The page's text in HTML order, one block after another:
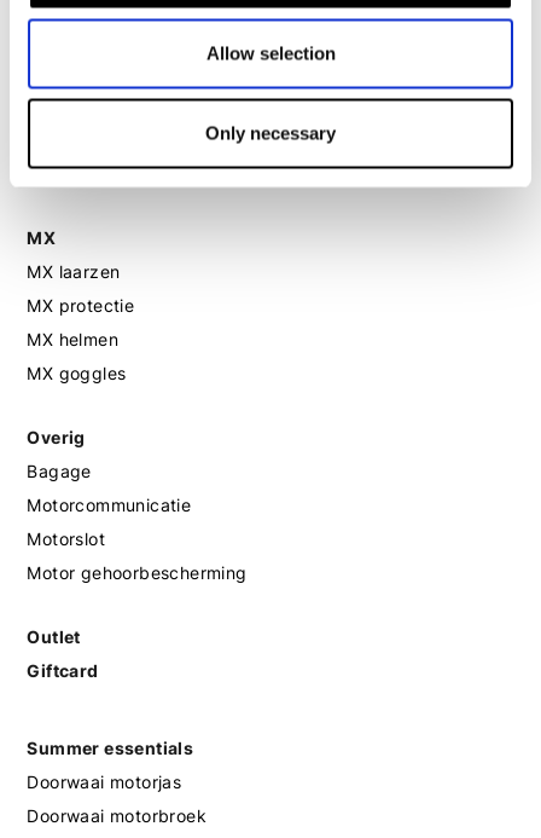
Allow selection
Only necessary
Motorhandschoenen dames
MX
MX laarzen
MX protectie
MX helmen
MX goggles
Overig
Bagage
Motorcommunicatie
Motorslot
Motor gehoorbescherming
Outlet
Giftcard
Summer essentials
Doorwaai motorjas
Doorwaai motorbroek